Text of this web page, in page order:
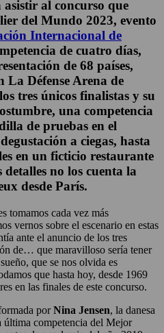
al concurso que
del Mundo 2023, evento
Internacional de
de cuatro días,
de 68 países,
La Défense Arena de
tres únicos finalistas y su
una competencia
de pruebas en el
a ciegas, hasta
en un ficticio restaurante
no los cuenta la
desde París.
tomamos cada vez más
vernos sobre el escenario en estas
ante el anuncio de los tres
de… que maravilloso sería tener
que se nos olvida es
que hasta hoy, desde 1969
en las finales de este concurso.
porNina Jensen, la danesa
última competencia del Mejor